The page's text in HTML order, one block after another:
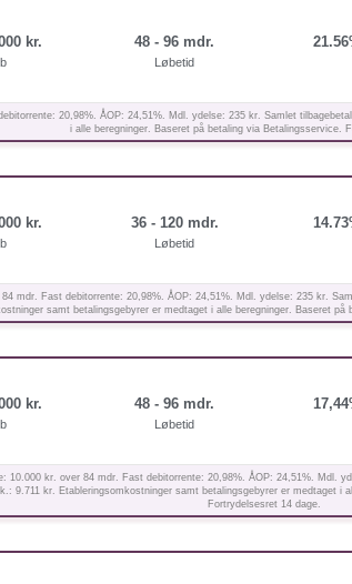
kr. 48 - 96 mdr.
Løbetid
20,98%. ÅOP: 24,51%. Mdl. ydelse: 235 kr. Samlet
i alle beregninger. Baseret på betaling via Betalingsservice.
kr. 36 - 120 mdr.
Løbetid
mdr. Fast debitorrente: 20,98%. ÅOP: 24,51%. Mdl. ydelse: 235 kr.
samt betalingsgebyrer er medtaget i alle beregninger. Baseret
kr. 48 - 96 mdr.
Løbetid
10.000 kr. over 84 mdr. Fast debitorrente: 20,98%. ÅOP: 24,51%. Mdl.
9.711 kr. Etableringsomkostninger samt betalingsgebyrer er medtaget i
Fortrydelsesret 14 dage.